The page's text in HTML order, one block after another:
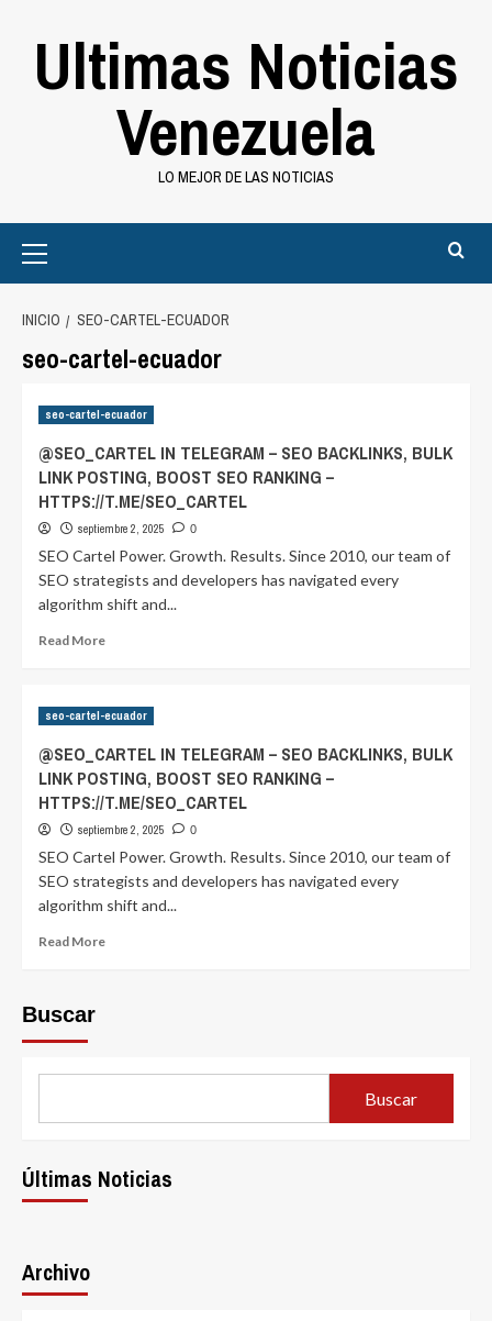
Ultimas Noticias
Venezuela
LO MEJOR DE LAS NOTICIAS
Menu
INICIO SEO-CARTEL-ECUADOR
seo-cartel-ecuador
seo-cartel-ecuador
@SEO_CARTEL IN TELEGRAM – SEO BACKLINKS, BULK
LINK POSTING, BOOST SEO RANKING –
HTTPS://T.ME/SEO_CARTEL
septiembre 2, 2025 0
SEO Cartel Power. Growth. Results. Since 2010, our team of
SEO strategists and developers has navigated every
algorithm shift and...
Read MoreRead
IN
–
SEO
BACKLINKS,
BULK
POSTING,
BOOST
SEO
seo-cartel-ecuador
@SEO_CARTEL IN TELEGRAM – SEO BACKLINKS, BULK
LINK POSTING, BOOST SEO RANKING –
HTTPS://T.ME/SEO_CARTEL
septiembre 2, 2025 0
SEO Cartel Power. Growth. Results. Since 2010, our team of
SEO strategists and developers has navigated every
algorithm shift and...
Read MoreRead
BULK
POSTING,
BOOST
Buscar
Buscar
Últimas Noticias
Archivo